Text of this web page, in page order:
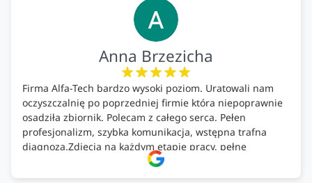
Anna Brzezicha
Firma Alfa-Tech bardzo wysoki poziom. Uratowali nam
oczyszczalnię po poprzedniej firmie która niepoprawnie
osadziła zbiornik. Polecam z całego serca. Pełen
profesjonalizm, szybka komunikacja, wstępna trafna
diagnoza.Zdjęcia na każdym etapie pracy, pełne
doradztwo.Dobrze wyszkoleni i znający się na rzeczy.
Podsumowując ekipa na wysokim poziomie, rzetelna.